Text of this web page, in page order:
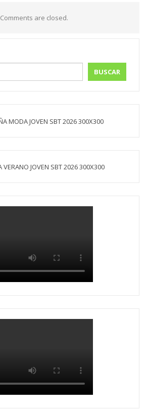
Comments are closed.
BUSCAR